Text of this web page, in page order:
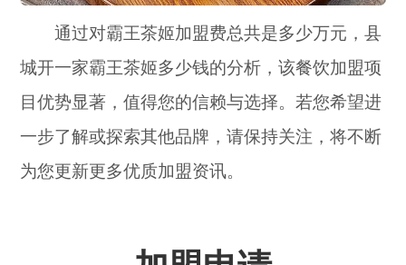
通过对霸王茶姬加盟费总共是多少万元，县
城开一家霸王茶姬多少钱的分析，该餐饮加盟项
目优势显著，值得您的信赖与选择。若您希望进
一步了解或探索其他品牌，请保持关注，将不断
为您更新更多优质加盟资讯。